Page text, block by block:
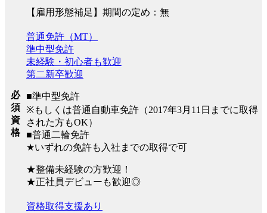
【雇用形態補足】期間の定め：無
必
須
資
格
普通免許（MT）
準中型免許
未経験・初心者も歓迎
第二新卒歓迎
■準中型免許
※もしくは普通自動車免許（2017年3月11日までに取得
された方もOK）
■普通二輪免許
★いずれの免許も入社までの取得で可
★整備未経験の方歓迎！
★正社員デビューも歓迎◎
資格取得支援あり